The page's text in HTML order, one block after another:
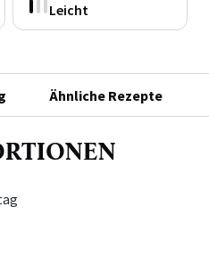
Leicht
Ähnliche Rezepte